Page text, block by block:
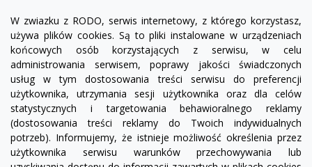
FacebookYouTubePinterest
W zwiazku z RODO, serwis internetowy, z którego korzystasz,
używa plików cookies. Są to pliki instalowane w urządzeniach
końcowych osób korzystających z serwisu, w celu
administrowania serwisem, poprawy jakości świadczonych
usług w tym dostosowania treści serwisu do preferencji
użytkownika, utrzymania sesji użytkownika oraz dla celów
statystycznych i targetowania behawioralnego reklamy
(dostosowania treści reklamy do Twoich indywidualnych
potrzeb). Informujemy, że istnieje możliwość określenia przez
użytkownika serwisu warunków przechowywania lub